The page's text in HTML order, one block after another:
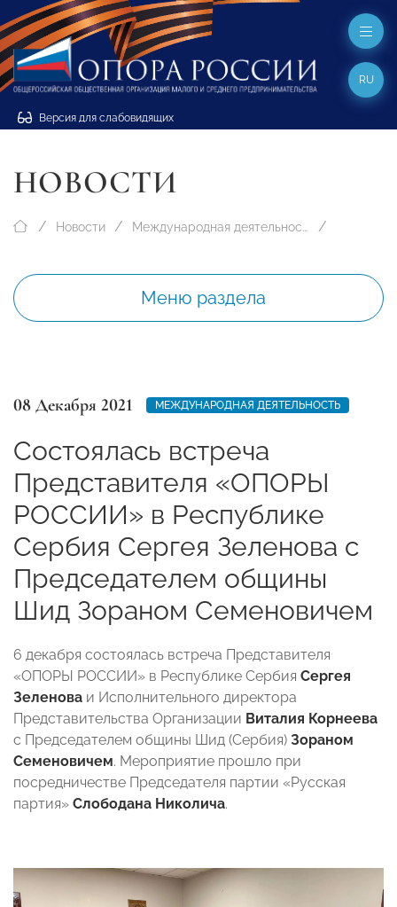
Версия для слабовидящих
RU
НОВОСТИ
Новости Международная деятельность
Меню раздела
08 Декабря 2021 МЕЖДУНАРОДНАЯ ДЕЯТЕЛЬНОСТЬ
Состоялась встреча
Представителя «ОПОРЫ
РОССИИ» в Республике
Сербия Сергея Зеленова с
Председателем общины
Шид Зораном Семеновичем
6 декабря состоялась встреча Представителя
«ОПОРЫ РОССИИ» в Республике Сербия Сергея
Зеленова и Исполнительного директора
Представительства Организации Виталия Корнеева
с Председателем общины Шид (Сербия) Зораном
Семеновичем. Мероприятие прошло при
посредничестве Председателя партии «Русская
партия» Слободана Николича.